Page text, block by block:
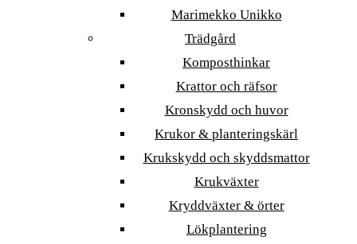
Marimekko Unikko
Trädgård
Komposthinkar
Krattor och räfsor
Kronskydd och huvor
Krukor & planteringskärl
Krukskydd och skyddsmattor
Krukväxter
Kryddväxter & örter
Lökplantering